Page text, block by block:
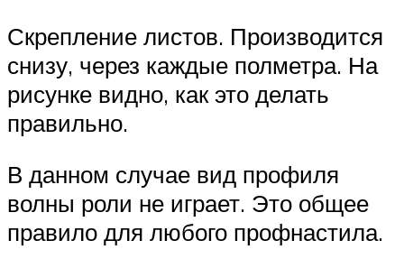
Скрепление листов. Производится
снизу, через каждые полметра. На
рисунке видно, как это делать
правильно.
В данном случае вид профиля
волны роли не играет. Это общее
правило для любого профнастила.